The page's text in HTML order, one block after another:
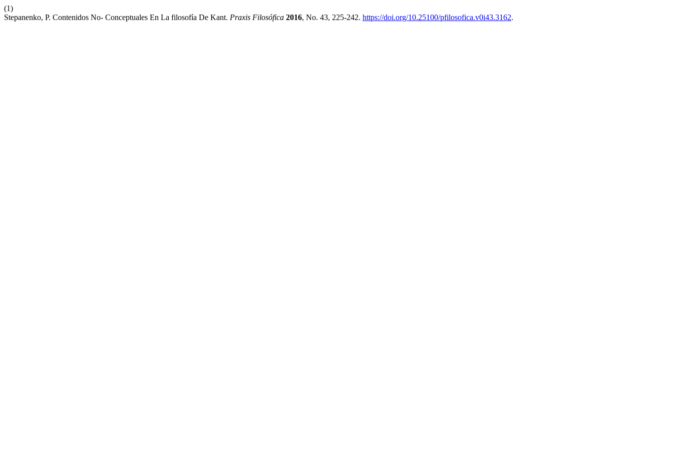
(1)
Stepanenko, P. Contenidos No- Conceptuales En La filosofía De Kant. Praxis Filosófica 2016, No. 43, 225-242. https://doi.org/10.25100/pfilosofica.v0i43.3162.